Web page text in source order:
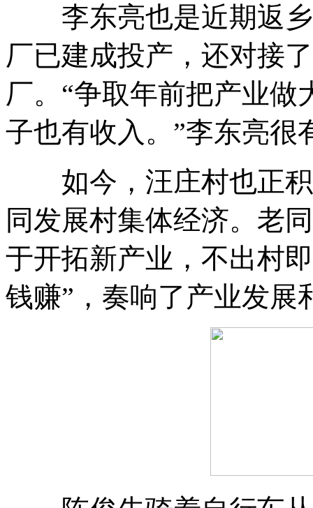
李东亮也是近期返乡
厂已建成投产 ， 还对接
厂。 “争取年前把产业做
子也有收入 。 ”李东亮很
如今 ， 汪庄村也正
同发展村集体经济。 老
于开拓新产业 ， 不出村
钱赚” ， 奏响了产业发展